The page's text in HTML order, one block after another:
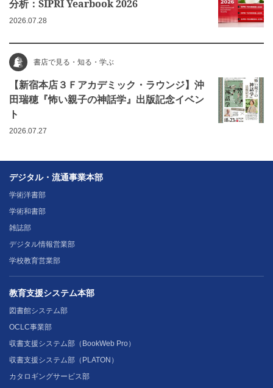
分析：SIPRI Yearbook 2026
2026.07.28
書店で見る・知る・学ぶ
【新宿本店３Ｆアカデミック・ラウンジ】沖
田瑞穂『怖い親子の神話学』出版記念イベン
ト
2026.07.27
デジタル・流通事業本部
学術洋書部
学術和書部
雑誌部
デジタル情報営業部
学校教育営業部
教育支援システム本部
図書館システム部
OCLC事業部
収書支援システム部（BookWeb Pro）
収書支援システム部（PLATON）
カタロギングサービス部